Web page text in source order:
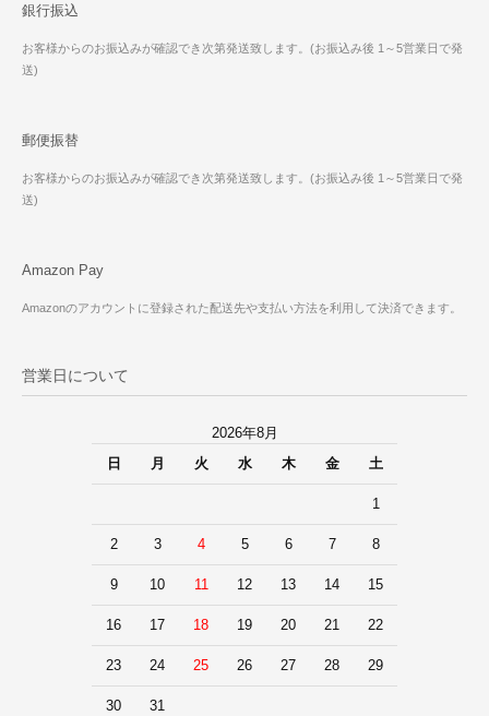
銀行振込
お客様からのお振込みが確認でき次第発送致します。(お振込み後 1～5営業日で発
送)
郵便振替
お客様からのお振込みが確認でき次第発送致します。(お振込み後 1～5営業日で発
送)
Amazon Pay
Amazonのアカウントに登録された配送先や支払い方法を利用して決済できます。
営業日について
2026年8月
日
月 火 水 木 金 土
1
2 3 4 5 6 7 8
9 10 11 12 13 14 15
16 17 18 19 20 21 22
23 24 25 26 27 28 29
30 31